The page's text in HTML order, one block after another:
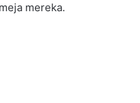
mereka.